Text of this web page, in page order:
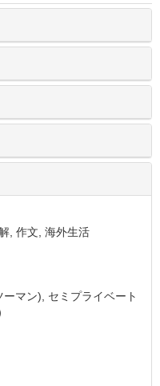
, 作文, 海外生活
マン), セミプライベート